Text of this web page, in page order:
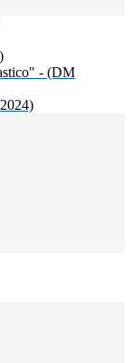
- (DM